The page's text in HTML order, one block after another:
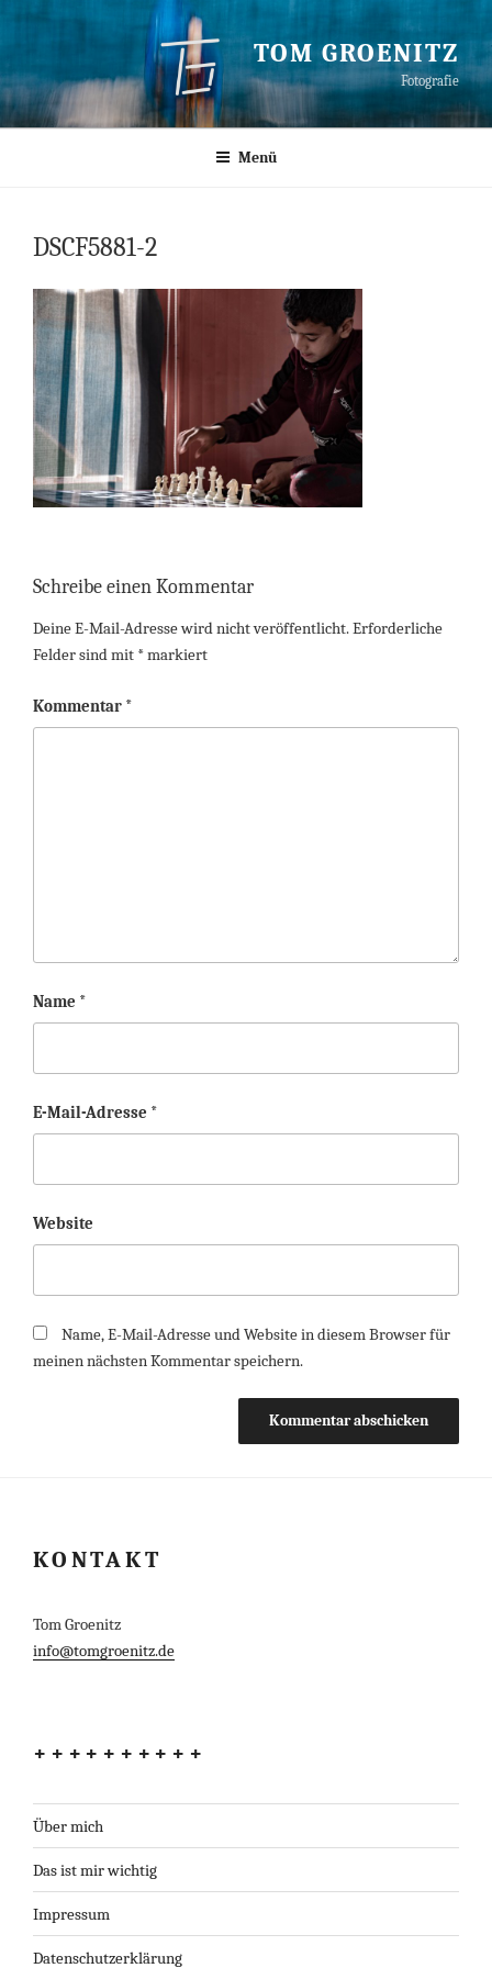
TOM GROENITZ
Fotografie
Menü
DSCF5881-2
Schreibe einen Kommentar
Deine E-Mail-Adresse wird nicht veröffentlicht.Erforderliche
Felder sind mit *markiert
Kommentar *
Name *
E-Mail-Adresse *
Website
Name, E-Mail-Adresse und Website in diesem Browser für
meinen nächsten Kommentar speichern.
KONTAKT
Tom Groenitz
info@tomgroenitz.de
++++++++++
Über mich
Das ist mir wichtig
Impressum
Datenschutzerklärung